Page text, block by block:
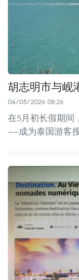
胡志明市与岘
04/05/2026 08:26
在5月初长假期间
——成为泰国游客